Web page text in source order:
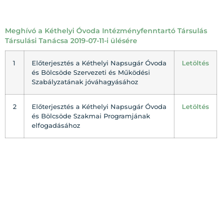
Meghívó a Kéthelyi Óvoda Intézményfenntartó Társulás
Társulási Tanácsa 2019-07-11-i ülésére
1
Előterjesztés a Kéthelyi Napsugár Óvoda
és Bölcsöde Szervezeti és Működési
Szabályzatának jóváhagyásához
Letöltés
2
Előterjesztés a Kéthelyi Napsugár Óvoda
és Bölcsöde Szakmai Programjának
elfogadásához
Letöltés